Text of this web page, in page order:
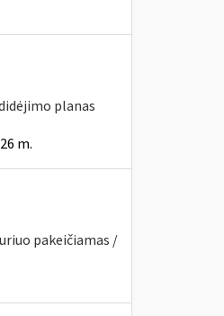
planas
m.
pakeičiamas /